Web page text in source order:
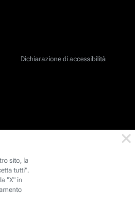
Dichiarazione di accessibilità